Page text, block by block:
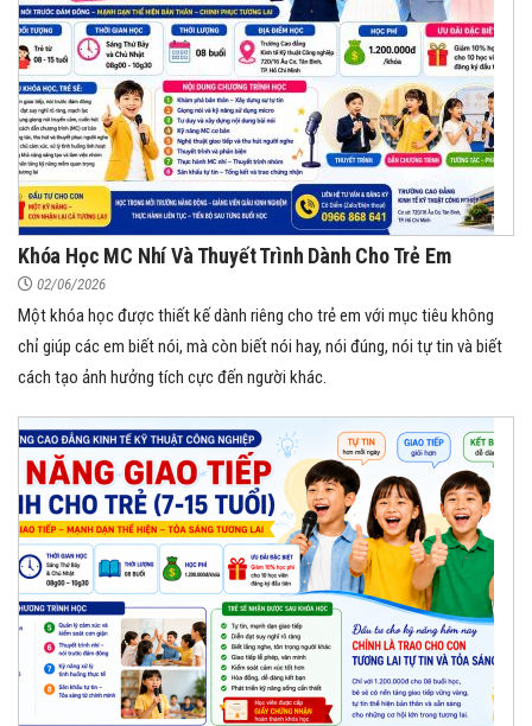
Khóa Học MC Nhí Và Thuyết Trình Dành Cho Trẻ Em
02/06/2026
Một khóa học được thiết kế dành riêng cho trẻ em với mục tiêu không
chỉ giúp các em biết nói, mà còn biết nói hay, nói đúng, nói tự tin và biết
cách tạo ảnh hưởng tích cực đến người khác.